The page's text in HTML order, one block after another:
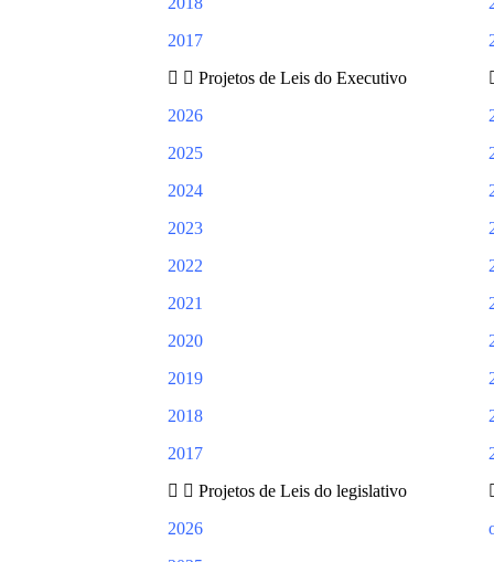
2017
Projetos de Leis do Executivo
2026
2025
2024
2023
2022
2021
2020
2019
2018
2017
Projetos de Leis do legislativo
2026